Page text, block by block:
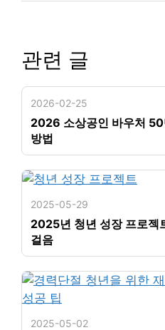
관련 글
2026-02-25
2026 소상공인 바우처
방법
2025-05-29
2025년 청년 성장 프로젝
걸음
2025-05-02